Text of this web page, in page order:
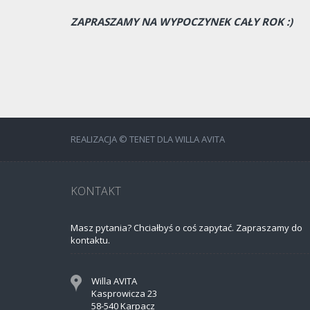
ZAPRASZAMY NA WYPOCZYNEK CAŁY ROK :)
REALIZACJA © TENET DLA WILLA AVITA
KONTAKT
Masz pytania? Chciałbyś o coś zapytać. Zapraszamy do
kontaktu.
Willa AVITA
Kasprowicza 23
58-540 Karpacz